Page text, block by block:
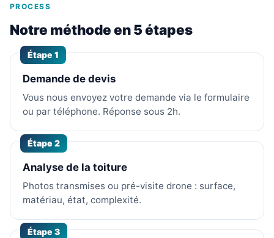
PROCESS
Notre méthode en 5 étapes
Étape 1
Demande de devis
Vous nous envoyez votre demande via le formulaire
ou par téléphone. Réponse sous 2h.
Étape 2
Analyse de la toiture
Photos transmises ou pré-visite drone : surface,
matériau, état, complexité.
Étape 3